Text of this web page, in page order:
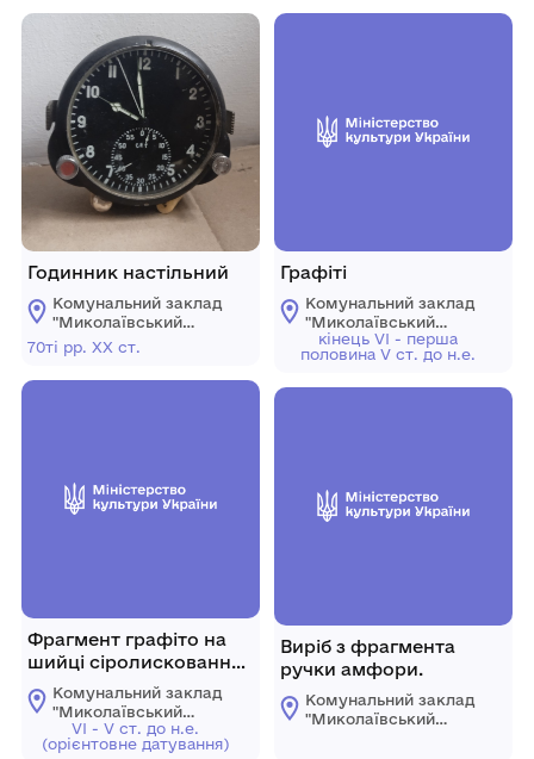
Годинник настільний
Комунальний заклад
"Миколаївський
обласний
краєзнавчий музей"
70ті рр. ХХ ст.
Фрагмент графіто на
шийці сіролискованної
посудини закритої
форми
Комунальний заклад
"Миколаївський
обласний
краєзнавчий музей"
VI - V ст. до н.е.
(орієнтовне датування)
Графіті
Комунальний заклад
"Миколаївський
обласний
краєзнавчий музей"
кінець VI - перша
половина V ст. до н.е.
Виріб з фрагмента
ручки амфори.
Комунальний заклад
"Миколаївський